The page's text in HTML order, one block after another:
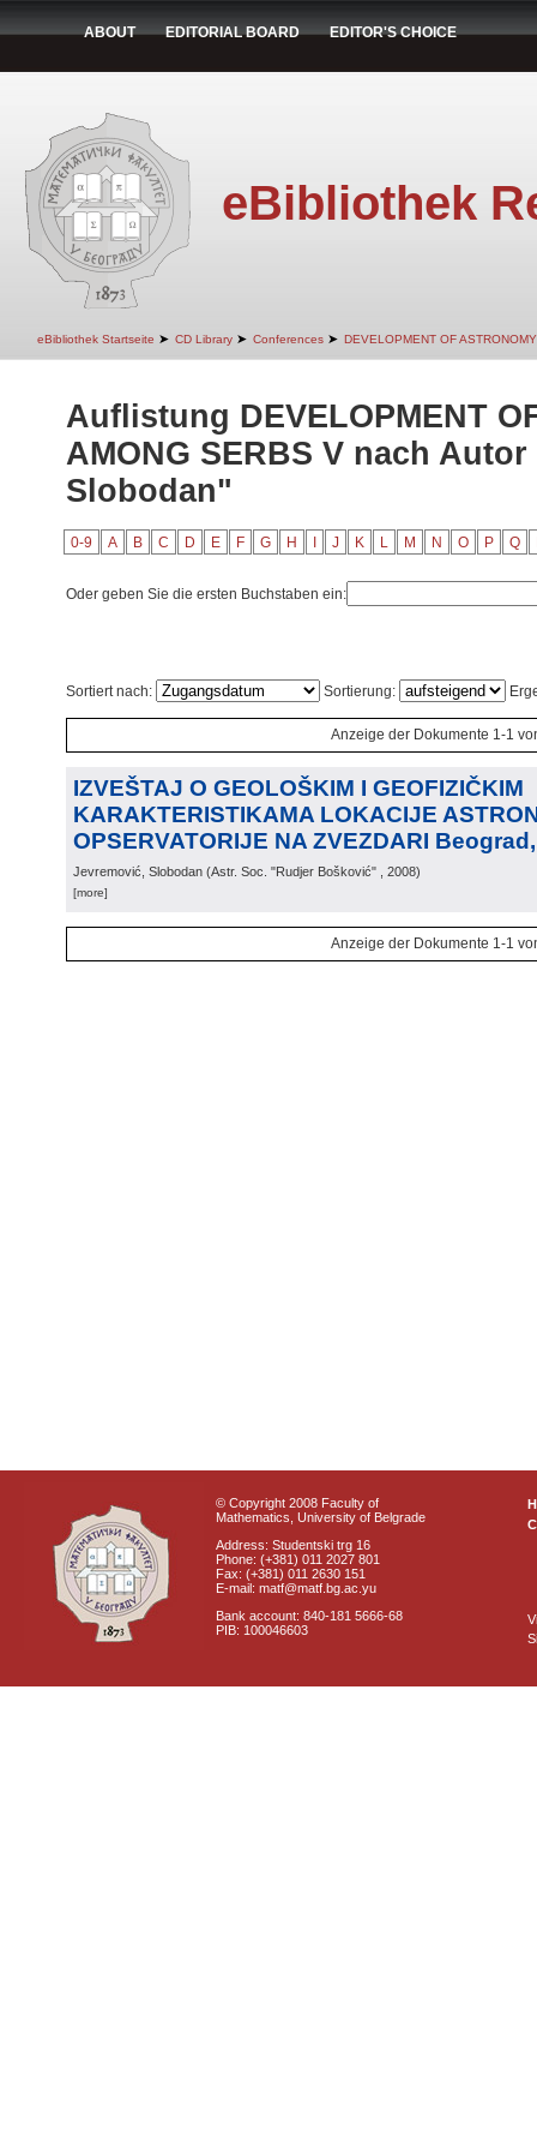
ABOUT EDITORIAL BOARD EDITOR'S CHOICE
eBibliothek
eBibliothek Startseite ➤ CD Library ➤ Conferences ➤ DEVELOPMENT OF
Auflistung DEVELOPMENT
AMONG SERBS V nach
Slobodan"
0-9 A B C D E F G H J K L M N O P Q
Oder geben Sie die ersten Buchstaben ein:
Sortiert nach: Sortierung:
Anzeige der Dokumente 1-1
IZVEŠTAJ O GEOLOŠKIM I GEOFIZIČKIM
KARAKTERISTIKAMA LOKACIJE
OPSERVATORIJE NA ZVEZDARI
Jevremović, Slobodan (Astr. Soc. "Rudjer Bošković" , 2008)
[more]
Anzeige der Dokumente 1-1
© Copyright 2008 Faculty of
Mathematics, University of Belgrade
Address: Studentski trg 16
Phone: (+381) 011 2027 801
Fax: (+381) 011 2630 151
E-mail: matf@matf.bg.ac.yu
Bank account: 840-181 5666-68
PIB: 100046603